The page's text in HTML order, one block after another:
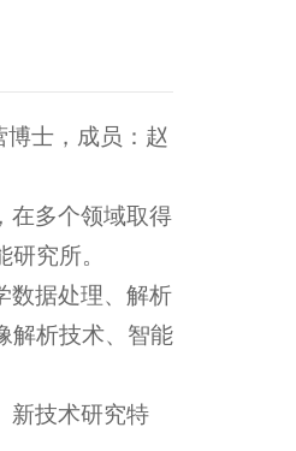
博士，成员：赵
在多个领域取得
究所。
数据处理、解析
解析技术、智能
新技术研究特